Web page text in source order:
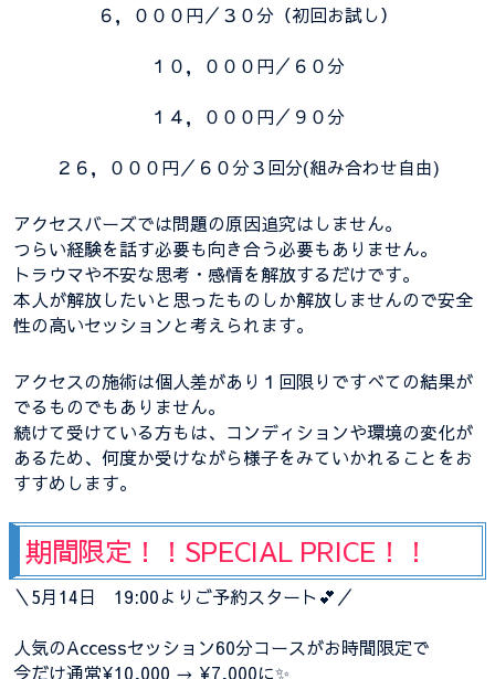
６，０００円／３０分（初回お試し）
１０，０００円／６０分
１４，０００円／９０分
２６，０００円／６０分３回分(組み合わせ自由)
アクセスバーズでは問題の原因追究はしません。
つらい経験を話す必要も向き合う必要もありません。
トラウマや不安な思考・感情を解放するだけです。
本人が解放したいと思ったものしか解放しませんので安全
性の高いセッションと考えられます。
アクセスの施術は個人差があり１回限りですべての結果が
でるものでもありません。
続けて受けている方もは、コンディションや環境の変化が
あるため、何度か受けながら様子をみていかれることをお
すすめします。
期間限定！！SPECIAL PRICE！！
＼5月14日 19:00よりご予約スタート💕／
人気のAccessセッション60分コースがお時間限定で
今だけ通常¥10,000 → ¥7,000に✨